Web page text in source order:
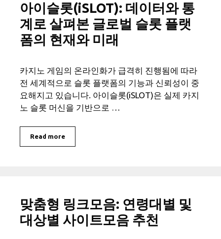
아이슬롯(iSLOT): 데이터와 통
계로 살펴본 글로벌 슬롯 플랫
폼의 현재와 미래
카지노 게임의 온라인화가 급격히 진행됨에 따라
전 세계적으로 슬롯 플랫폼의 기능과 신뢰성이 중
요해지고 있습니다. 아이슬롯(iSLOT)은 실제 카지
노 슬롯 머신을 기반으로 …
Read more
맞춤형 링크모음: 연령대별 및
대상별 사이트모음 추천